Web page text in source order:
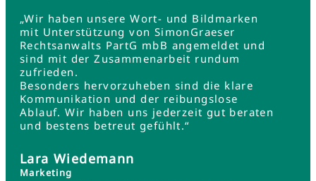
„Wir haben unsere Wort- und Bildmarken
mit Unterstützung von SimonGraeser
Rechtsanwalts PartG mbB angemeldet und
sind mit der Zusammenarbeit rundum
zufrieden.
Besonders hervorzuheben sind die klare
Kommunikation und der reibungslose
Ablauf. Wir haben uns jederzeit gut beraten
und bestens betreut gefühlt.“
Lara Wiedemann
Marketing